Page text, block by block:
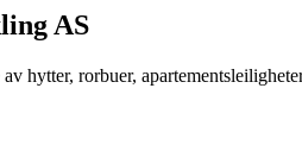
AS
hytter, rorbuer,